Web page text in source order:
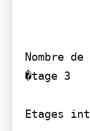
Nombre
�tage 3
Etages